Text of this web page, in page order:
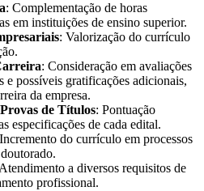
: Complementação de horas
em instituições de ensino superior.
: Valorização do currículo
: Consideração em avaliações
e possíveis gratificações adicionais,
da empresa.
de Títulos: Pontuação
especificações de cada edital.
do currículo em processos
a diversos requisitos de
profissional.